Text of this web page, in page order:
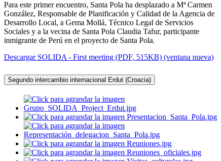
Para este primer encuentro, Santa Pola ha desplazado a Mª Carmen
González, Responsable de Planificación y Calidad de la Agencia de
Desarrollo Local, a Gema Mollá, Técnico Legal de Servicios
Sociales y a la vecina de Santa Pola Claudia Tafur, participante
inmigrante de Perú en el proyecto de Santa Pola.
Descargar SOLIDA - First meeting (PDF, 515KB) (ventana nueva)
Segundo intercambio internacional Erdut (Croacia)